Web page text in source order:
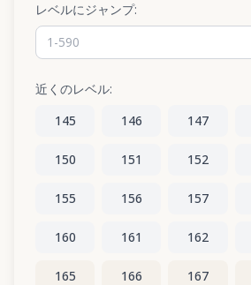
レベルにジャンプ:
近くのレベル:
145
146 147
150 151 152
155 156 157
160 161 162
165 166 167